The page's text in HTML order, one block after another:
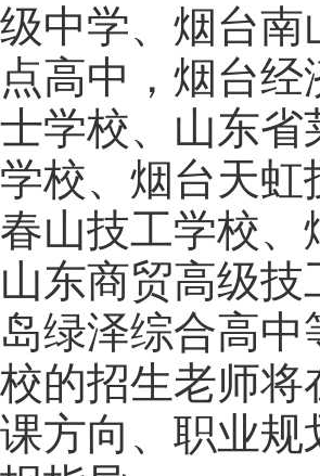
级中学、烟台南
点高中，烟台
士学校、山东省
学校、烟台天
春山技工学校、
山东商贸高级
岛绿泽综合高
校的招生老师将
课方向、职业规